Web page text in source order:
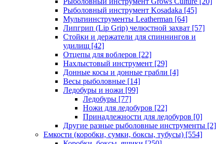
Рыболовный инструмент Kosadaka [45]
Мультиинструменты Leatherman [64]
Липгрип (Lip Grip) челюстной захват [57]
Стойки и держатели для спиннингов и
удилищ [42]
Отцепы для воблеров [22]
Нахлыстовый инструмент [29]
Донные косы и донные грабли [4]
Весы рыболовные [14]
Ледобуры и ножи [99]
Ледобуры [77]
Ножи для ледобуров [22]
Принадлежности для ледобуров [0]
Другие разные рыболовные инструменты [2]
Емкости (коробки, сумки, боксы, тубусы) [554]